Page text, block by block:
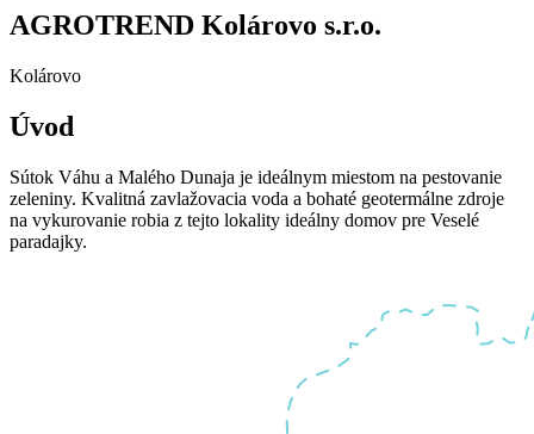
AGROTREND Kolárovo s.r.o.
Kolárovo
Úvod
Sútok Váhu a Malého Dunaja je ideálnym miestom na pestovanie
zeleniny. Kvalitná zavlažovacia voda a bohaté geotermálne zdroje
na vykurovanie robia z tejto lokality ideálny domov pre Veselé
paradajky.